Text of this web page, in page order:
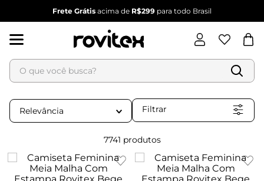
Frete Grátis acima de R$299 para todo Brasil
O que você busca?
Relevância Filtrar
7741 produtos
Termos mais buscados
1
2º
vestido
dianna
º
calça feminina